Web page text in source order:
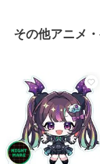
その他アニメ